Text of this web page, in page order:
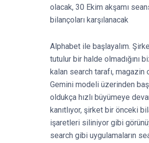
olacak, 30 Ekim akşamı
bilançoları karşılanacak
Alphabet ile başlayalım.
tutulur bir halde olmadığını
kalan search tarafı, magazin
Gemini modeli üzerinden
oldukça hızlı büyümeye
kanıtlıyor, şirket bir önceki
işaretleri siliniyor gibi
search gibi uygulamaların